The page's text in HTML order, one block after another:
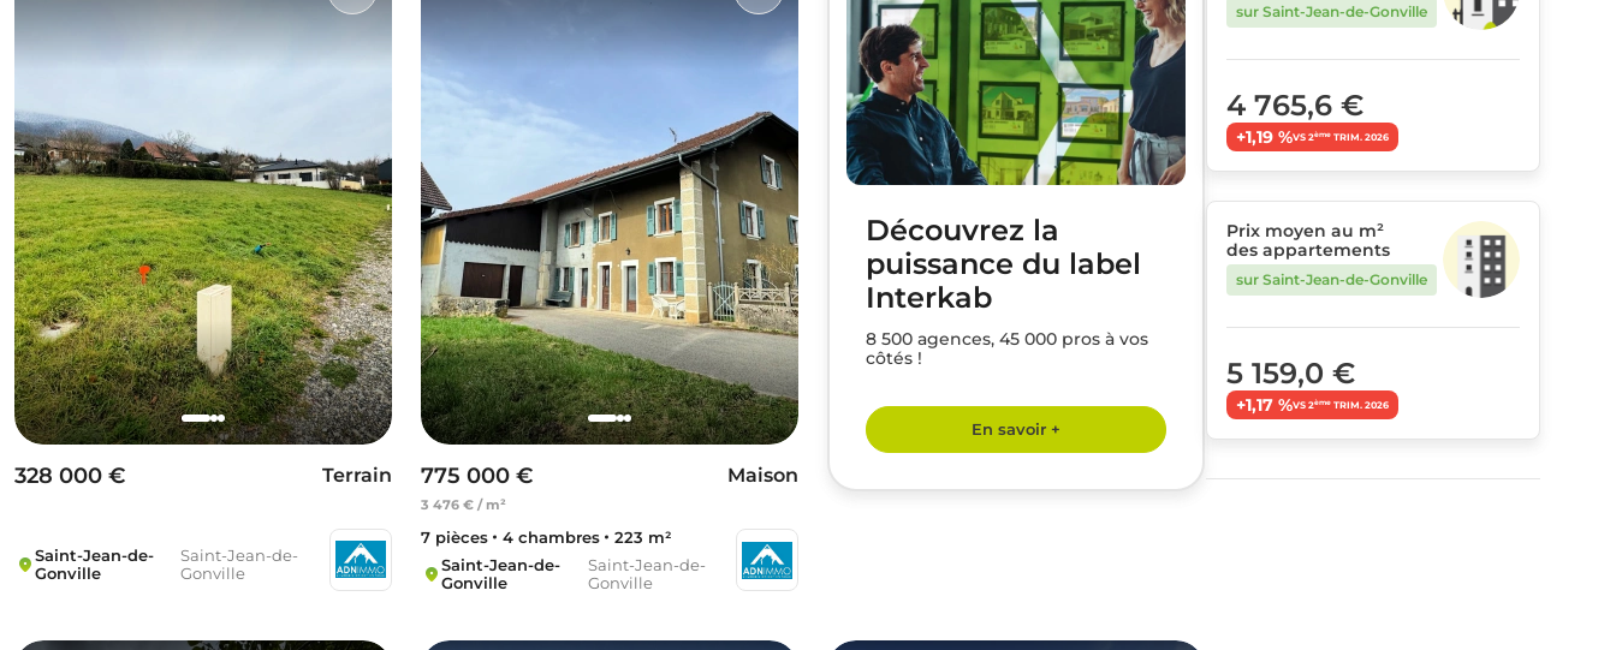
328 000 € Terrain
Saint-Jean-de-
Gonville
Saint-Jean-de-
Gonville
775 000 €
3 476 € / m²
Maison
7 pièces 4 chambres
223 m²
Saint-Jean-de-
Gonville
Saint-Jean-de-
Gonville
Découvrez la
puissance du label
Interkab
8 500 agences, 45 000 pros à vos
côtés !
En savoir +
sur Saint-Jean-de-Gonville
4 765,6 €
+1,19 %VS 2èmeTRIM. 2026
Prix moyen au m²
des appartements
sur Saint-Jean-de-Gonville
5 159,0 €
+1,17 %VS 2èmeTRIM. 2026